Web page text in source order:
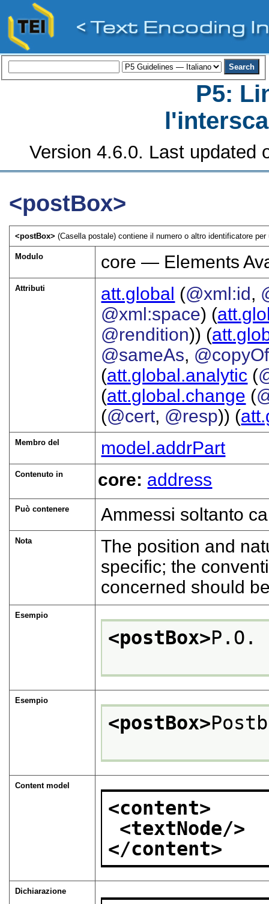
P5:
Version 4.6.0. Last updated
<postBox>
<postBox>(Casella postale) contiene il numero o altro identificatore
Modulo core — Elements
Attributi att.global (@xml:id,
@xml:space) (
@rendition)) (
@sameAs, @copyOf
(att.global.analytic (
(att.global.change (
(@cert, @resp)) (
Membro del model.addrPart
Contenuto in core: address
Può contenere Ammessi soltanto
Nota
The position and
specific; the
concerned should
Esempio
<postBox>P.O.
Esempio
<postBox>
Content model
<content>
<textNode/>
</content>
Dichiarazione